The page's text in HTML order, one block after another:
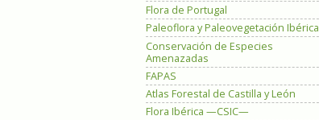
Flora de Portugal
Paleoflora y Paleovegetación Ibérica
Conservación de Especies
Amenazadas
FAPAS
Atlas Forestal de Castilla y León
Flora Ibérica —CSIC—